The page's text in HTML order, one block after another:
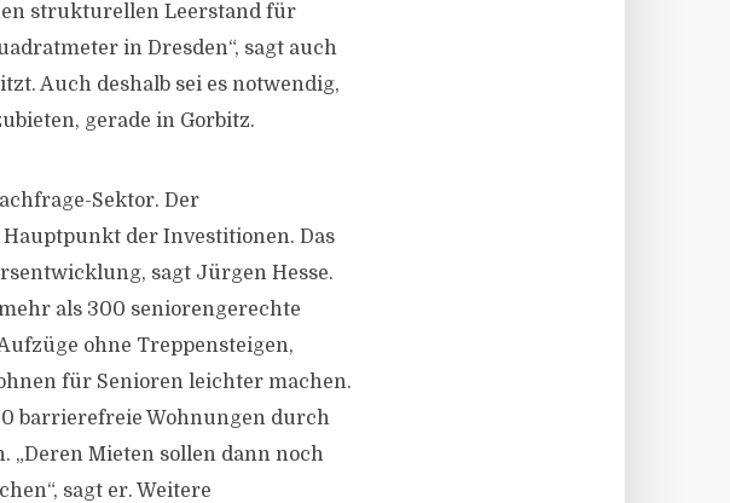
strukturellen Leerstand für
in Dresden“, sagt auch
Auch deshalb sei es notwendig,
gerade in Gorbitz.
Sektor. Der
der Investitionen. Das
sagt Jürgen Hesse.
als 300 seniorengerechte
ohne Treppensteigen,
für Senioren leichter machen.
barrierefreie Wohnungen durch
Mieten sollen dann noch
sagt er. Weitere